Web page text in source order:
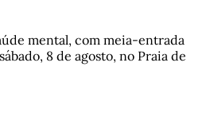
mental, com meia-entrada
8 de agosto, no Praia de